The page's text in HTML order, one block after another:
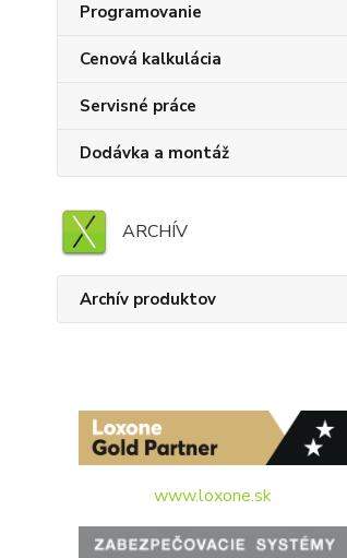
Programovanie
Cenová kalkulácia
Servisné práce
Dodávka a montáž
ARCHÍV
Archív produktov
www.loxone.sk